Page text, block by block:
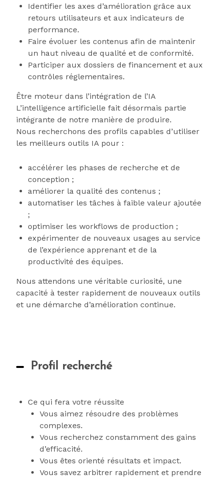
Identifier les axes d’amélioration grâce aux
retours utilisateurs et aux indicateurs de
performance.
Faire évoluer les contenus afin de maintenir
un haut niveau de qualité et de conformité.
Participer aux dossiers de financement et aux
contrôles réglementaires.
Être moteur dans l’intégration de l’IA
L’intelligence artificielle fait désormais partie
intégrante de notre manière de produire.
Nous recherchons des profils capables d’utiliser
les meilleurs outils IA pour :
accélérer les phases de recherche et de
conception ;
améliorer la qualité des contenus ;
automatiser les tâches à faible valeur ajoutée
;
optimiser les workflows de production ;
expérimenter de nouveaux usages au service
de l’expérience apprenant et de la
productivité des équipes.
Nous attendons une véritable curiosité, une
capacité à tester rapidement de nouveaux outils
et une démarche d’amélioration continue.
Profil recherché
Ce qui fera votre réussite
Vous aimez résoudre des problèmes
complexes.
Vous recherchez constamment des gains
d’efficacité.
Vous êtes orienté résultats et impact.
Vous savez arbitrer rapidement et prendre